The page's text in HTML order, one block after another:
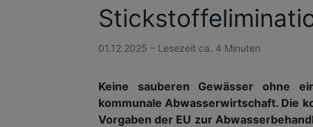
01.12.2025 – Lesezeit ca. 4 Minuten
Keine sauberen Gewässer ohne
kommunale Abwasserwirtschaft. Die
Vorgaben der EU zur